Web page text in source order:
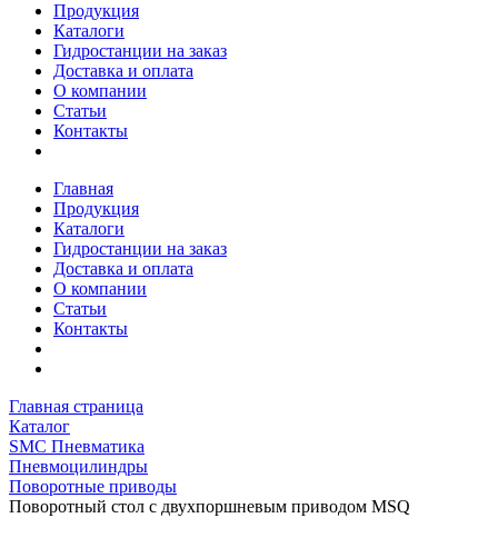
Продукция
Каталоги
Гидростанции на заказ
Доставка и оплата
О компании
Статьи
Контакты
Главная
Продукция
Каталоги
Гидростанции на заказ
Доставка и оплата
О компании
Статьи
Контакты
Главная страница
Каталог
SMC Пневматика
Пневмоцилиндры
Поворотные приводы
Поворотный стол с двухпоршневым приводом MSQ